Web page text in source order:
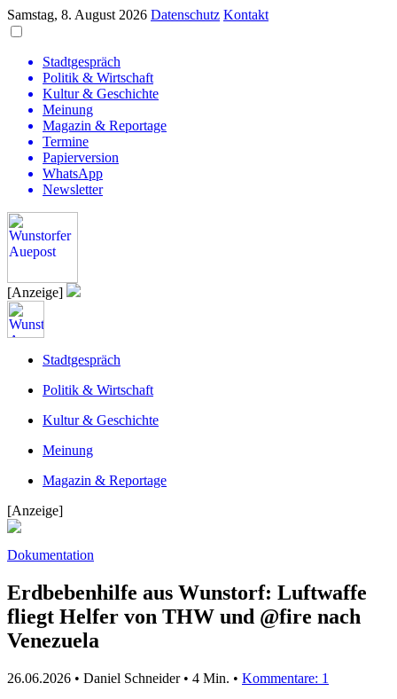
Samstag, 8. August 2026 Datenschutz Kontakt
Stadtgespräch
Politik & Wirtschaft
Kultur & Geschichte
Meinung
Magazin & Reportage
Termine
Papierversion
WhatsApp
Newsletter
[Anzeige]
Stadtgespräch
Politik & Wirtschaft
Kultur & Geschichte
Meinung
Magazin & Reportage
[Anzeige]
Dokumentation
Erdbebenhilfe aus Wunstorf: Luftwaffe
fliegt Helfer von THW und @fire nach
Venezuela
26.06.2026 • Daniel Schneider • 4 Min. • Kommentare: 1